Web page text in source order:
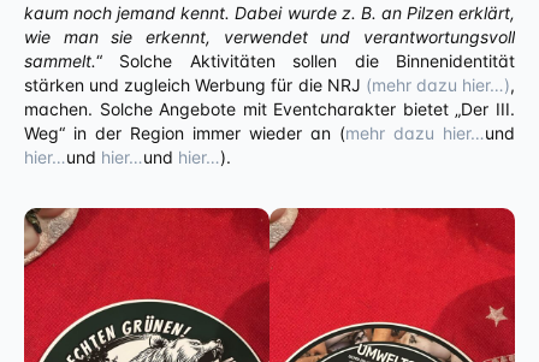
kaum noch jemand kennt. Dabei wurde z. B. an Pilzen erklärt,
wie man sie erkennt, verwendet und verantwortungsvoll
sammelt.“ Solche Aktivitäten sollen die Binnenidentität
stärken und zugleich Werbung für die NRJ (mehr dazu hier…),
machen. Solche Angebote mit Eventcharakter bietet „Der III.
Weg“ in der Region immer wieder an (mehr dazu hier…und
hier…und hier…und hier…).